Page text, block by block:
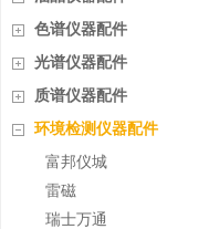
色谱仪器配件
光谱仪器配件
质谱仪器配件
环境检测仪器配件
富邦仪城
雷磁
瑞士万通